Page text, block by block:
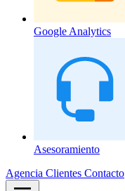
Google Analytics
Asesoramiento
Agencia Clientes Contacto